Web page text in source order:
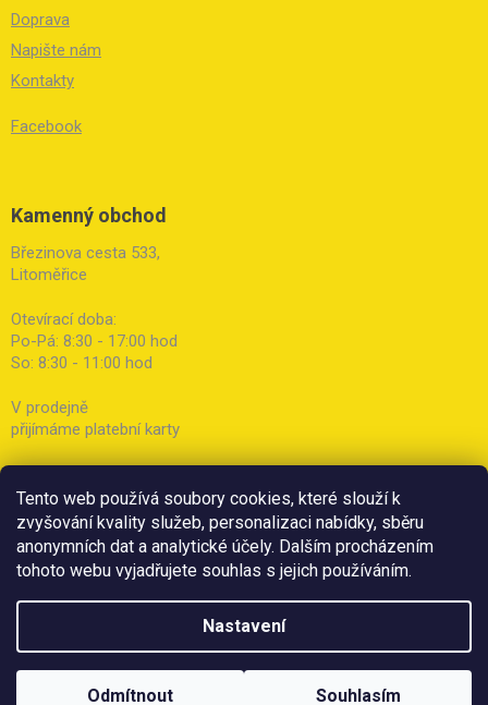
Tento web používá soubory cookies, které slouží k
zvyšování kvality služeb, personalizaci nabídky, sběru
anonymních dat a analytické účely. Dalším procházením
tohoto webu vyjadřujete souhlas s jejich používáním.
Nastavení
Odmítnout Souhlasím
Doprava
Napište nám
Kontakty
Facebook
Kamenný obchod
Březinova cesta 533,
Litoměřice
Otevírací doba:
Po-Pá: 8:30 - 17:00 hod
So: 8:30 - 11:00 hod
V prodejně
přijímáme platební karty